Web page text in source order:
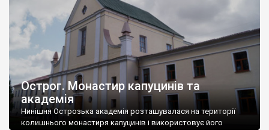
Острог. Монастир капуцинів та
академія
Нинішня Острозька академія розташувалася на території
колишнього монастиря капуцинів і використовує його